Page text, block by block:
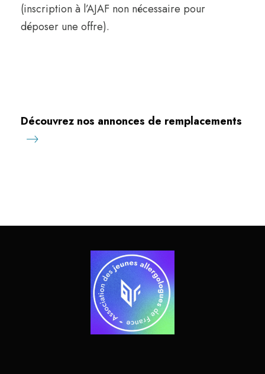
(inscription à l’AJAF non nécessaire pour
déposer une offre).
Découvrez nos annonces de remplacements